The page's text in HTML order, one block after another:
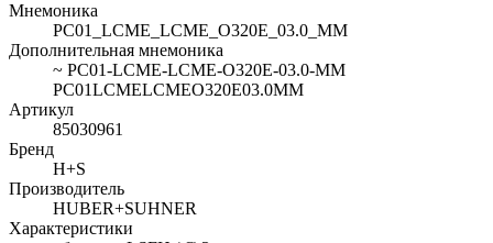
Мнемоника
PC01_LCME_LCME_O320E_03.0_MM
Дополнительная мнемоника
~ PC01-LCME-LCME-O320E-03.0-MM
PC01LCMELCMEO320E03.0MM
Артикул
85030961
Бренд
H+S
Производитель
HUBER+SUHNER
Характеристики